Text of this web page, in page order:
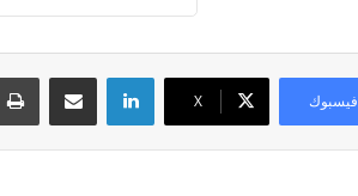
فيسبوك X
لينكدإن مشاركة عبر البريد